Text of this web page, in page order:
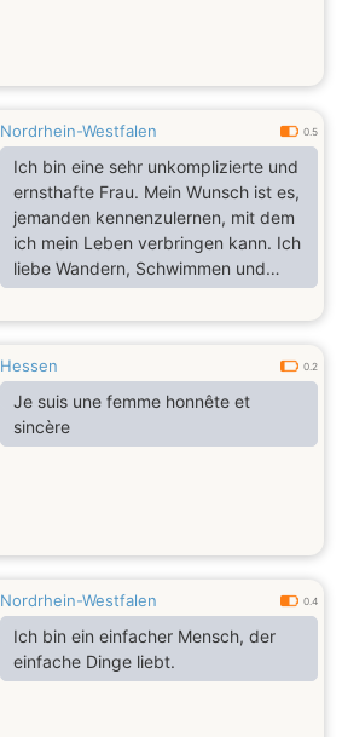
Nordrhein-Westfalen 0.5
Ich bin eine sehr unkomplizierte und
ernsthafte Frau. Mein Wunsch ist es,
jemanden kennenzulernen, mit dem
ich mein Leben verbringen kann. Ich
liebe Wandern, Schwimmen und
Kino. Ich bin für eine Woche hier im
Land.
Hessen 0.2
Je suis une femme honnête et
sincère
Nordrhein-Westfalen 0.4
Ich bin ein einfacher Mensch, der
einfache Dinge liebt.